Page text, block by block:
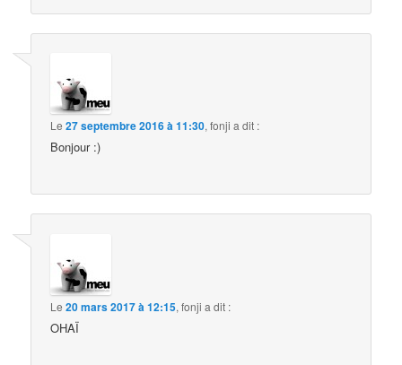
Le27 septembre 2016 à 11:30,fonji a dit :
Bonjour :)
Le20 mars 2017 à 12:15,fonji a dit :
OHAÏ